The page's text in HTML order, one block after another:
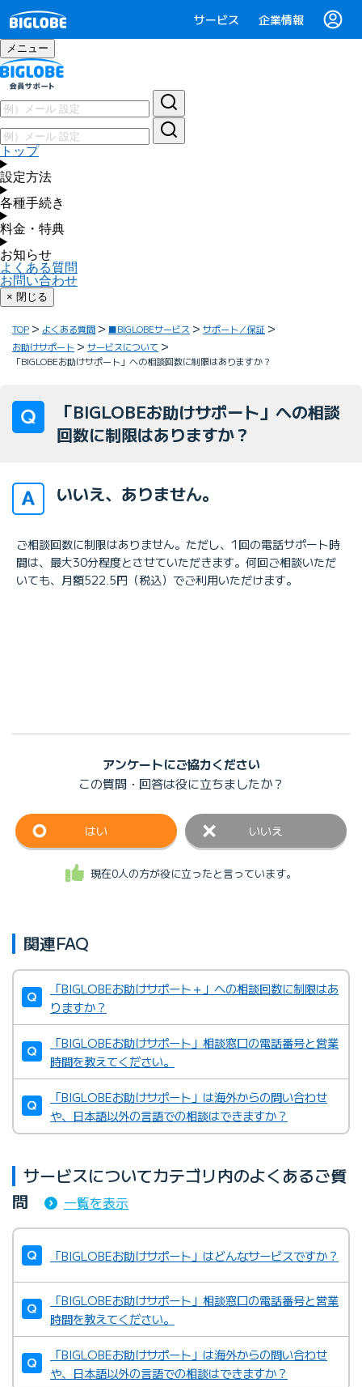
サービス 企業情報
メニュー
トップ
設定方法
各種手続き
料金・特典
お知らせ
よくある質問
お問い合わせ
× 閉じる
TOP よくある質問 ■BIGLOBEサービス
サポート／保証
お助けサポート
サービスについて
「BIGLOBEお助けサポート」への相談回数に制限はありますか？
「BIGLOBEお助けサポート」への相談
回数に制限はありますか？
いいえ、ありません。
ご相談回数に制限はありません。ただし、1回の電話サポート時
間は、最大30分程度とさせていただきます。何回ご相談いただ
いても、月額522.5円（税込）でご利用いただけます。
アンケートにご協力ください
この質問・回答は役に立ちましたか？
はい いいえ
現在0人の方が役に立ったと言っています。
関連FAQ
「BIGLOBEお助けサポート＋」への相談回数に制限はあ
りますか？
「BIGLOBEお助けサポート」相談窓口の電話番号と営業
時間を教えてください。
「BIGLOBEお助けサポート」は海外からの問い合わせ
や、日本語以外の言語での相談はできますか？
サービスについてカテゴリ内のよくあるご質
問
一覧を表示
「BIGLOBEお助けサポート」はどんなサービスですか？
「BIGLOBEお助けサポート」相談窓口の電話番号と営業
時間を教えてください。
「BIGLOBEお助けサポート」は海外からの問い合わせ
や、日本語以外の言語での相談はできますか？